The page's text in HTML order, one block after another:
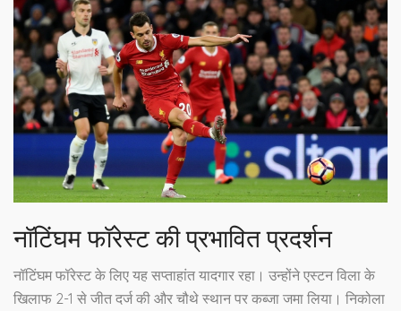
नॉटिंघम फॉरेस्ट की प्रभावित प्रदर्शन
नॉटिंघम फॉरेस्ट के लिए यह सप्ताहांत यादगार रहा। उन्होंने एस्टन विला के
खिलाफ 2-1 से जीत दर्ज की और चौथे स्थान पर कब्जा जमा लिया। निकोला